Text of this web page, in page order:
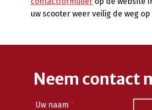
uw scooter weer veilig de weg
Neem contact
Uw naam *